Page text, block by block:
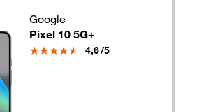
Google
Pixel 10 5G+
Note
4,6/5